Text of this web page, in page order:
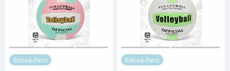
Весна-Лето Весна-Лето